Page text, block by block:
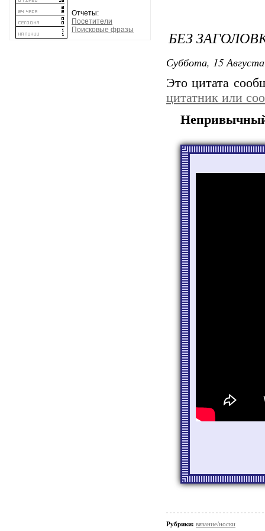
Отчеты:
Посетители
Поисковые фразы
БЕЗ
Суббота, 15
Это цитата
цитатник или
Непривычный
Рубрики: вязание/носки